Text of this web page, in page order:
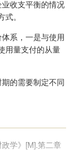
收支平衡的情况
式。
系，一是与使用
用量支付的从量
的需要制定不同
政学》[M].第二章